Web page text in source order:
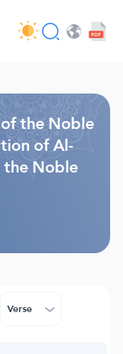
the Noble
of Al-
Noble
Verse